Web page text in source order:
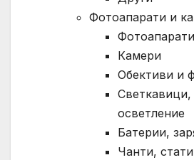
Фотоапарати и
Фотоапарати
Камери
Обективи и
Светкавици,
осветление
Батерии,
Чанти,